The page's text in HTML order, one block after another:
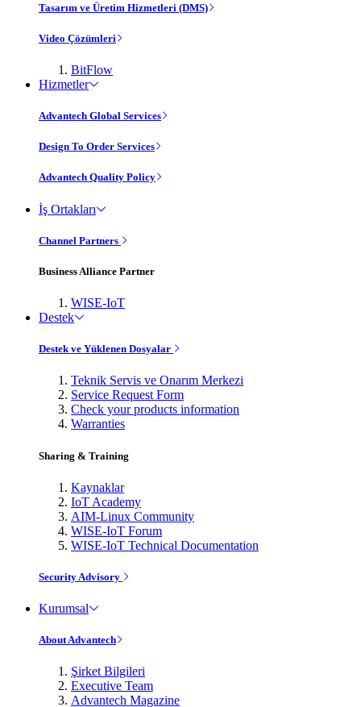
Tasarım ve Üretim Hizmetleri (DMS)
Video Çözümleri
BitFlow
Hizmetler
Advantech Global Services
Design To Order Services
Advantech Quality Policy
İş Ortakları
Channel Partners
Business Alliance Partner
WISE-IoT
Destek
Destek ve Yüklenen Dosyalar
Teknik Servis ve Onarım Merkezi
Service Request Form
Check your products information
Warranties
Sharing & Training
Kaynaklar
IoT Academy
AIM-Linux Community
WISE-IoT Forum
WISE-IoT Technical Documentation
Security Advisory
Kurumsal
About Advantech
Şirket Bilgileri
Executive Team
Advantech Magazine